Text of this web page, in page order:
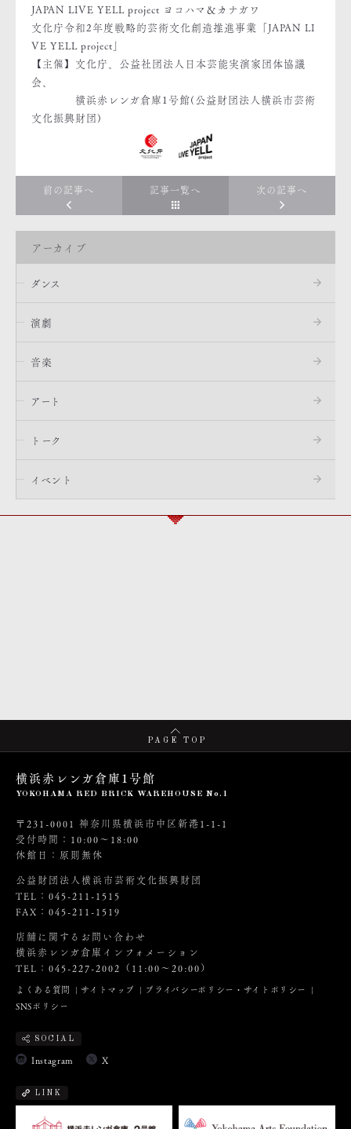
JAPAN LIVE YELL project ヨコハマ＆カナガワ
文化庁令和2年度戦略的芸術文化創造推進事業「JAPAN LI
VE YELL project」
【主催】文化庁、公益社団法人日本芸能実演家団体協議
会、
横浜赤レンガ倉庫1号館(公益財団法人横浜市芸術
文化振興財団)
前の記事へ 記事一覧へ 次の記事へ
アーカイブ
ダンス
演劇
音楽
アート
トーク
イベント
PAGE TOP
横浜赤レンガ倉庫1号館
YOKOHAMA RED BRICK WAREHOUSE No.1
〒231-0001 神奈川県横浜市中区新港1-1-1
受付時間：10:00～18:00
休館日：原則無休
公益財団法人横浜市芸術文化振興財団
TEL：045-211-1515
FAX：045-211-1519
店舗に関するお問い合わせ
横浜赤レンガ倉庫インフォメーション
TEL：045-227-2002（11:00～20:00）
よくある質問 サイトマップ
プライバシーポリシー・サイトポリシー
SNSポリシー
SOCIAL
Instagram X
LINK